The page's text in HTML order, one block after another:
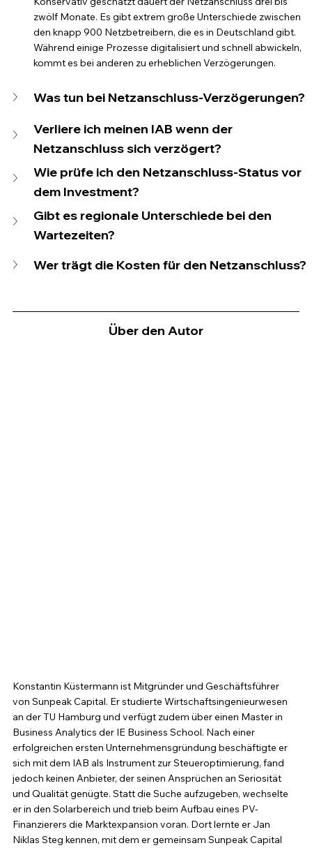
zwölf Monate. Es gibt extrem große Unterschiede zwischen
den knapp 900 Netzbetreibern, die es in Deutschland gibt.
Während einige Prozesse digitalisiert und schnell abwickeln,
kommt es bei anderen zu erheblichen Verzögerungen.
Was tun bei Netzanschluss-Verzögerungen?
Verliere ich meinen IAB wenn der
Netzanschluss sich verzögert?
Wie prüfe ich den Netzanschluss-Status vor
dem Investment?
Gibt es regionale Unterschiede bei den
Wartezeiten?
Wer trägt die Kosten für den Netzanschluss?
Über den Autor
Konstantin Küstermann ist Mitgründer und Geschäftsführer
von Sunpeak Capital. Er studierte Wirtschaftsingenieurwesen
an der TU Hamburg und verfügt zudem über einen Master in
Business Analytics der IE Business School. Nach einer
erfolgreichen ersten Unternehmensgründung beschäftigte er
sich mit dem IAB als Instrument zur Steueroptimierung, fand
jedoch keinen Anbieter, der seinen Ansprüchen an Seriosität
und Qualität genügte. Statt die Suche aufzugeben, wechselte
er in den Solarbereich und trieb beim Aufbau eines PV-
Finanzierers die Marktexpansion voran. Dort lernte er Jan
Niklas Steg kennen, mit dem er gemeinsam Sunpeak Capital